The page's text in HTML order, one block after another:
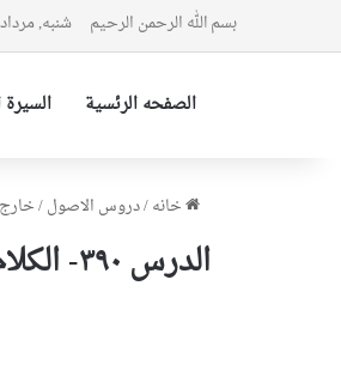
بسم الله الرحمن الرحیم شنبه, مرداد ۱۷ ۱۴۰۵
الصفحه الرئسیة السیرة
خانه/دروس الاصول/